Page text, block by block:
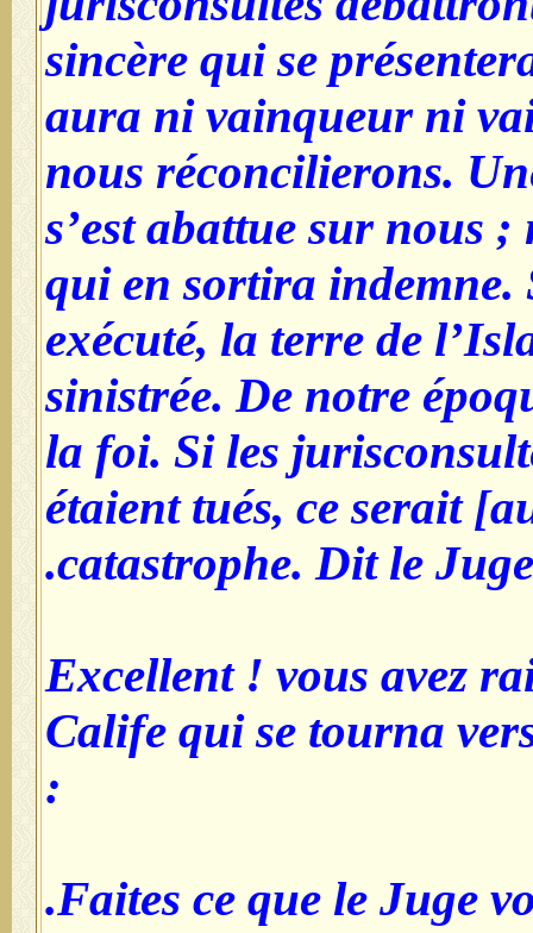
sincère qui se
aura ni vainqueur ni
nous réconcilierons.
s’est abattue sur nous ;
qui en sortira
exécuté, la terre de
sinistrée. De notre
la foi. Si les
étaient tués, ce serait
catastrophe. Dit le
Excellent ! vous avez
Calife qui se tourna
:
Faites ce que le Juge